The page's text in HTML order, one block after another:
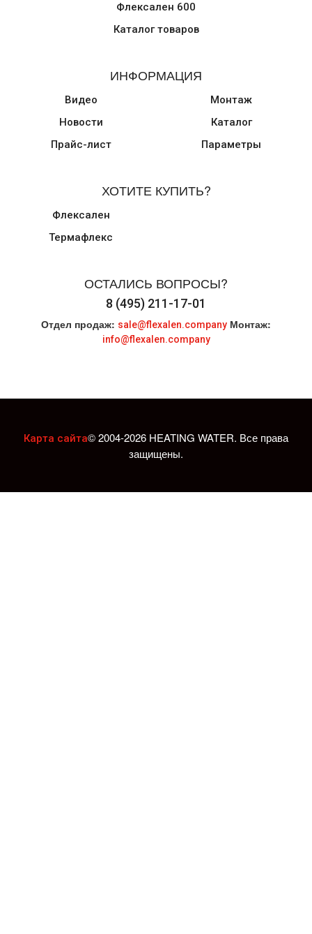
Флексален 600
Каталог товаров
ИНФОРМАЦИЯ
Видео
Новости
Прайс-лист
Монтаж
Каталог
Параметры
ХОТИТЕ КУПИТЬ?
Флексален
Термафлекс
ОСТАЛИСЬ ВОПРОСЫ?
8 (495) 211-17-01
Отдел продаж: sale@flexalen.company Монтаж:
info@flexalen.company
Карта сайта© 2004-2026 HEATING WATER. Все права
защищены.